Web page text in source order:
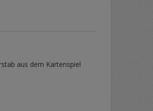
aus dem Kartenspiel